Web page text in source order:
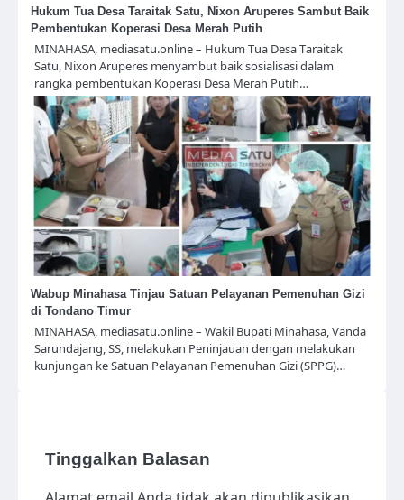
Hukum Tua Desa Taraitak Satu, Nixon Aruperes Sambut Baik
Pembentukan Koperasi Desa Merah Putih
MINAHASA, mediasatu.online – Hukum Tua Desa Taraitak
Satu, Nixon Aruperes menyambut baik sosialisasi dalam
rangka pembentukan Koperasi Desa Merah Putih…
Wabup Minahasa Tinjau Satuan Pelayanan Pemenuhan Gizi
di Tondano Timur
MINAHASA, mediasatu.online – Wakil Bupati Minahasa, Vanda
Sarundajang, SS, melakukan Peninjauan dengan melakukan
kunjungan ke Satuan Pelayanan Pemenuhan Gizi (SPPG)…
Tinggalkan Balasan